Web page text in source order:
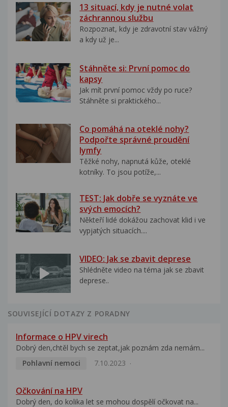
13 situací, kdy je nutné volat
záchrannou službu
Rozpoznat, kdy je zdravotní stav vážný
a kdy už je...
Stáhněte si: První pomoc do
kapsy
Jak mít první pomoc vždy po ruce?
Stáhněte si praktického...
Co pomáhá na oteklé nohy?
Podpořte správné proudění
lymfy
Těžké nohy, napnutá kůže, oteklé
kotníky. To jsou potíže,...
TEST: Jak dobře se vyznáte ve
svých emocích?
Někteří lidé dokážou zachovat klid i ve
vypjatých situacích....
VIDEO: Jak se zbavit deprese
Shlédněte video na téma jak se zbavit
deprese..
SOUVISEJÍCÍ DOTAZY Z PORADNY
Informace o HPV virech
Dobrý den,chtěl bych se zeptat,jak poznám zda nemám...
Pohlavní nemoci
7.10.2023
Očkování na HPV
Dobrý den, do kolika let se mohou dospělí očkovat na...